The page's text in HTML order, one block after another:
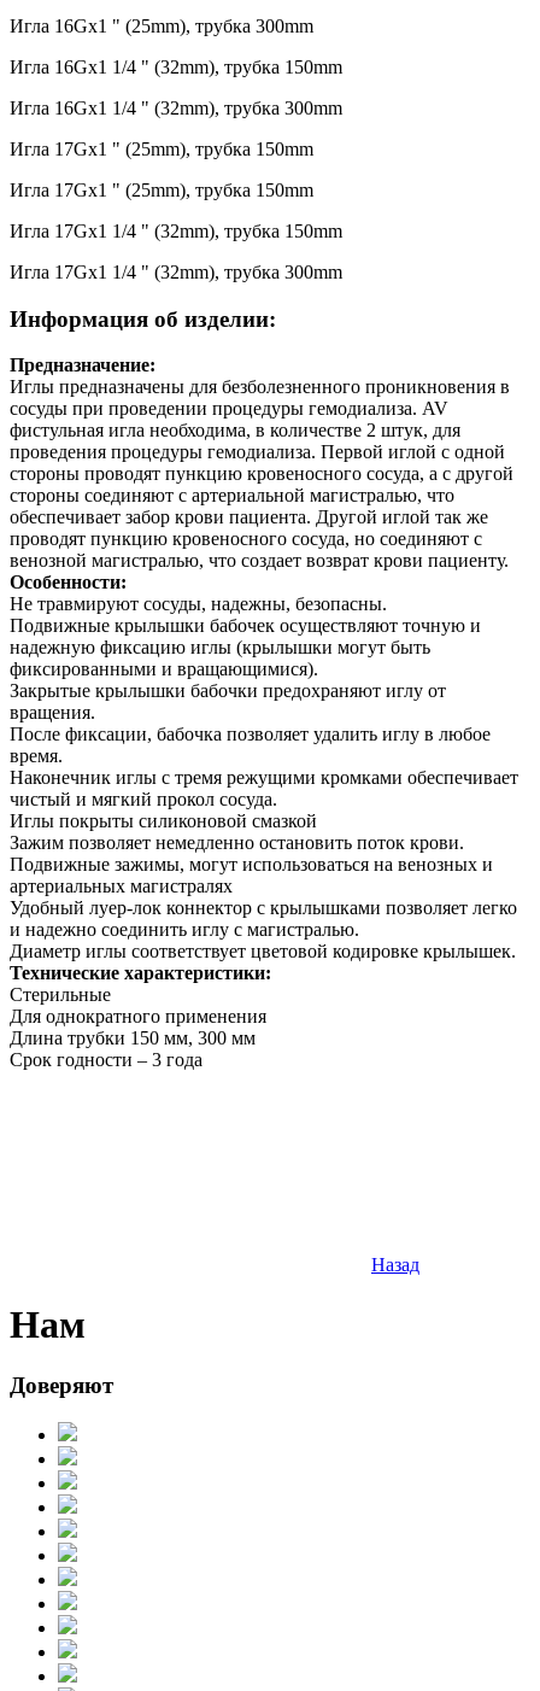
Игла 16Gx1 " (25mm), трубка 300mm
Игла 16Gx1 1/4 " (32mm), трубка 150mm
Игла 16Gx1 1/4 " (32mm), трубка 300mm
Игла 17Gx1 " (25mm), трубка 150mm
Игла 17Gx1 " (25mm), трубка 150mm
Игла 17Gx1 1/4 " (32mm), трубка 150mm
Игла 17Gx1 1/4 " (32mm), трубка 300mm
Информация об изделии:
Предназначение:
Иглы предназначены для безболезненного проникновения в
сосуды при проведении процедуры гемодиализа. AV
фистульная игла необходима, в количестве 2 штук, для
проведения процедуры гемодиализа. Первой иглой с одной
стороны проводят пункцию кровеносного сосуда, а с другой
стороны соединяют с артериальной магистралью, что
обеспечивает забор крови пациента. Другой иглой так же
проводят пункцию кровеносного сосуда, но соединяют с
венозной магистралью, что создает возврат крови пациенту.
Особенности:
Не травмируют сосуды, надежны, безопасны.
Подвижные крылышки бабочек осуществляют точную и
надежную фиксацию иглы (крылышки могут быть
фиксированными и вращающимися).
Закрытые крылышки бабочки предохраняют иглу от
вращения.
После фиксации, бабочка позволяет удалить иглу в любое
время.
Наконечник иглы с тремя режущими кромками обеспечивает
чистый и мягкий прокол сосуда.
Иглы покрыты силиконовой смазкой
Зажим позволяет немедленно остановить поток крови.
Подвижные зажимы, могут использоваться на венозных и
артериальных магистралях
Удобный луер-лок коннектор с крылышками позволяет легко
и надежно соединить иглу с магистралью.
Диаметр иглы соответствует цветовой кодировке крылышек.
Технические характеристики:
Стерильные
Для однократного применения
Длина трубки 150 мм, 300 мм
Срок годности – 3 года
Назад
Нам
Доверяют